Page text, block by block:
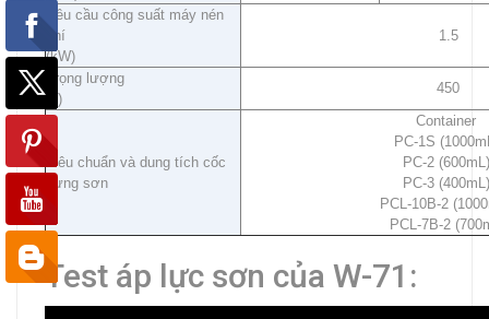
Yêu cầu công suất máy nén
khí
(kW)
1.5
Trọng lượng
(g)
450
Tiêu chuẩn và dung tích cốc
đựng sơn
Container
PC-1S
PC-2
PC-3
PCL-10B-2
PCL-7B-2
Test áp lực sơn của W-71: